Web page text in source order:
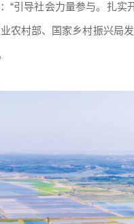
引导社会力量参与。扎实
村部、国家乡村振兴局